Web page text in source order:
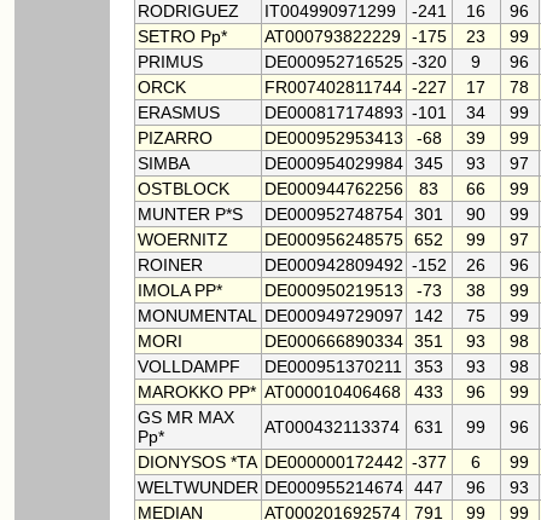
RODRIGUEZ
IT004990971299 -241 16
96
SETRO Pp*
AT000793822229 -175 23
99
PRIMUS
DE000952716525 -320 9
96
ORCK
FR007402811744 -227 17
78
ERASMUS
DE000817174893 -101 34
99
PIZARRO
DE000952953413 -68 39
99
SIMBA
DE000954029984 345 93
97
OSTBLOCK
DE000944762256 83 66
99
MUNTER P*S
DE000952748754 301 90
99
WOERNITZ
DE000956248575 652 99
97
ROINER
DE000942809492 -152 26
96
IMOLA PP*
DE000950219513 -73 38
99
MONUMENTAL
DE000949729097 142 75
99
MORI
DE000666890334 351 93
98
VOLLDAMPF
DE000951370211 353 93
98
MAROKKO PP* AT000010406468 433 96
99
GS MR MAX
Pp*
AT000432113374 631 99
96
DIONYSOS *TA DE000000172442 -377 6
99
WELTWUNDER DE000955214674 447 96
93
MEDIAN
AT000201692574 791 99
99